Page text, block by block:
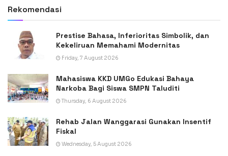
Rekomendasi
Prestise Bahasa, Inferioritas Simbolik, dan
Kekeliruan Memahami Modernitas
Friday, 7 August 2026
Mahasiswa KKD UMGo Edukasi Bahaya
Narkoba Bagi Siswa SMPN Taluditi
Thursday, 6 August 2026
Rehab Jalan Wanggarasi Gunakan Insentif
Fiskal
Wednesday, 5 August 2026